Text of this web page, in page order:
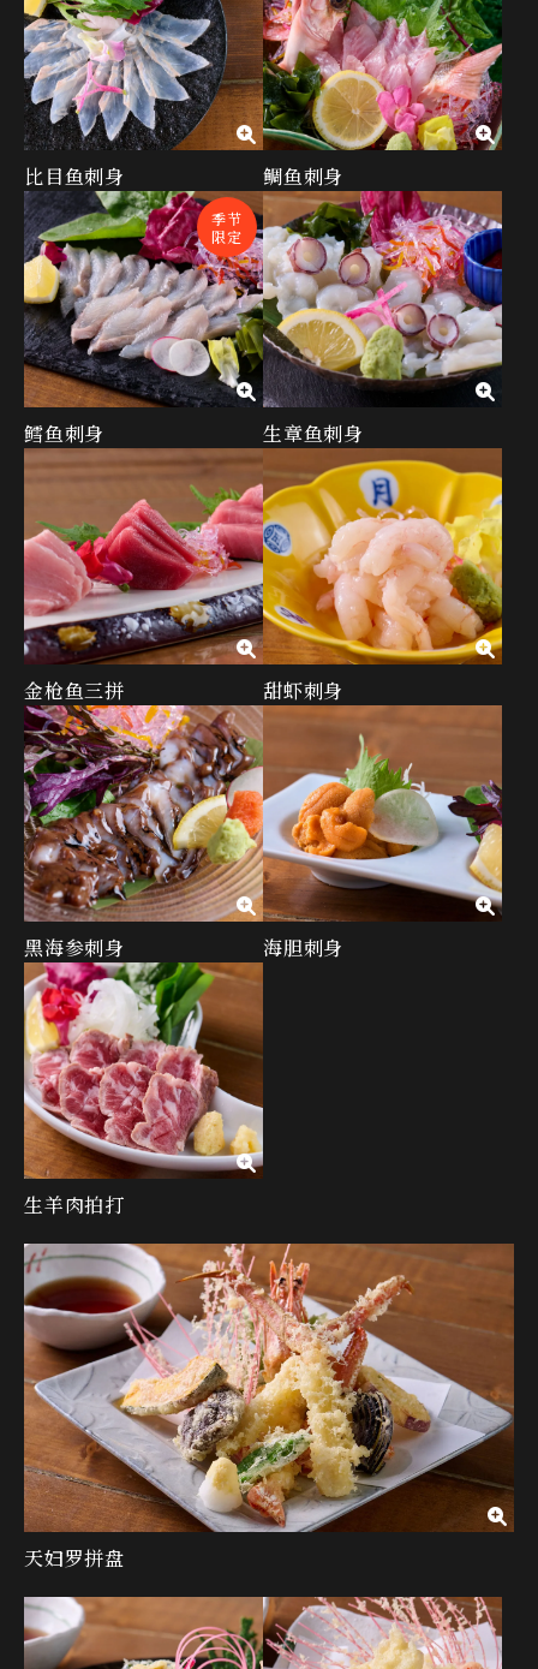
比目鱼刺身 鲷鱼刺身
季节
限定
鳕鱼刺身 生章鱼刺身
金枪鱼三拼 甜虾刺身
黑海参刺身 海胆刺身
生羊肉拍打
天妇罗拼盘